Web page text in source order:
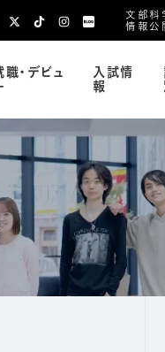
文部科
情報公
職・デビュ
入試情
報